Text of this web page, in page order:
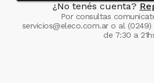
¿No tenés cuenta?
Por consultas
servicios@eleco.com.aro al
de 7:30 a